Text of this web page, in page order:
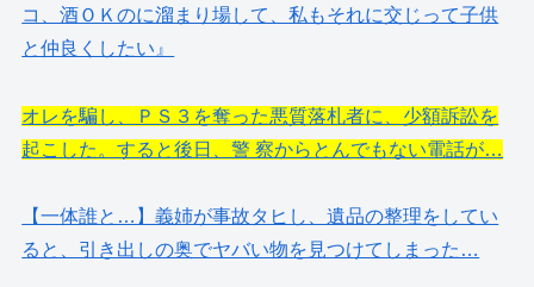
コ、酒ＯＫのに溜まり場して、私もそれに交じって子供
と仲良くしたい』
オレを騙し、ＰＳ３を奪った悪質落札者に、少額訴訟を
起こした。すると後日、警 察からとんでもない電話が…
【一体誰と…】義姉が事故タヒし、遺品の整理をしてい
ると、引き出しの奥でヤバい物を見つけてしまった…